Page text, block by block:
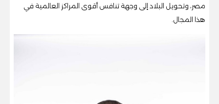
مصر، وتحويل البلاد إلى وجهة تنافس أقوى المراكز العالمية في
هذا المجال.